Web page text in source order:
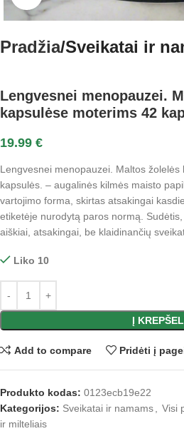
Pradžia Sveikatai ir
Lengvesnei menopauzei.
kapsulėse moterims 42
19.99 €
Lengvesnei menopauzei. Maltos žolelės
kapsulės. – augalinės kilmės maisto
vartojimo forma, skirtas atsakingai
etiketėje nurodytą paros normą.
aiškiai, atsakingai, be klaidinančių
Liko 10
Į
Add to compare Pridėti į
Produkto kodas: 0123ecb19e22
Kategorijos: Sveikatai ir namams Visi
ir milteliais